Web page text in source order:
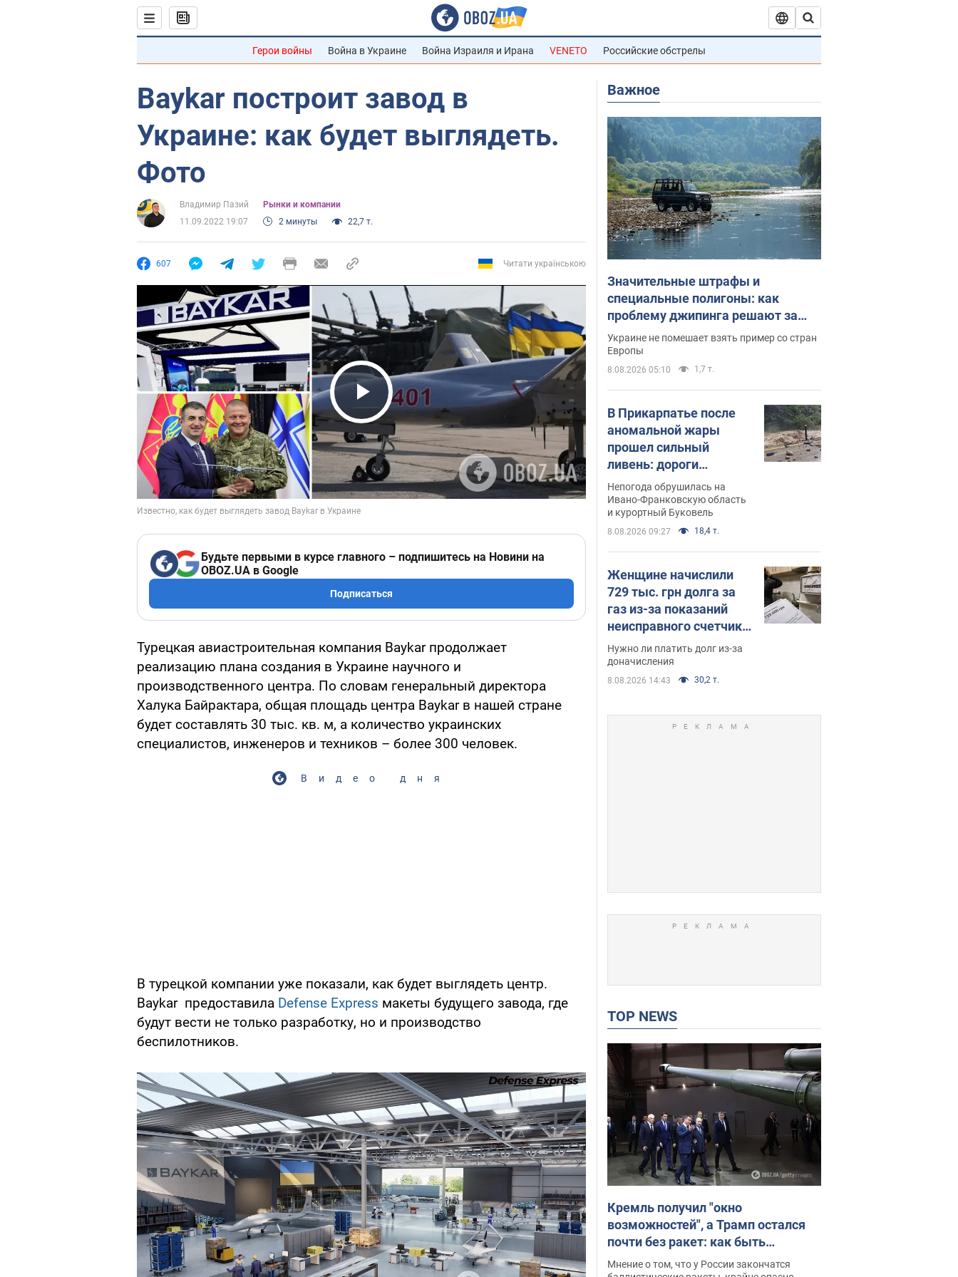
Герои войны Война в Украине Война Израиля и Ирана VENETO Российские обстрелы
Baykar построит завод в
Украине: как будет выглядеть.
Фото
Владимир Пазий
Рынки и компании
11.09.2022 19:07
2 минуты 22,7 т.
607 Читати українською
Play Video
Будьте первыми в курсе главного – подпишитесь на Новини на
OBOZ.UA в Google
Подписаться
Турецкая авиастроительная компания Baykar продолжает
реализацию плана создания в Украине научного и
производственного центра. По словам генеральный директора
Халука Байрактара, общая площадь центра Baykar в нашей стране
будет составлять 30 тыс. кв. м, а количество украинских
специалистов, инженеров и техников – более 300 человек.
Видео дня
В турецкой компании уже показали, как будет выглядеть центр.
Baykar предоставила Defense Express макеты будущего завода, где
будут вести не только разработку, но и производство
беспилотников.
Важное
Значительные штрафы и
специальные полигоны: как
проблему джипинга решают за
границей
Украине не помешает взять пример со стран
Европы
8.08.2026 05:10 1,7 т.
В Прикарпатье после
аномальной жары
прошел сильный
ливень: дороги
превратились в реки.
Видео
Непогода обрушилась на
Ивано-Франковскую область
и курортный Буковель
8.08.2026 09:27 18,4 т.
Женщине начислили
729 тыс. грн долга за
газ из-за показаний
неисправного счетчика:
судья вынес
неожиданное решение
Нужно ли платить долг из-за
доначисления
8.08.2026 14:43 30,2 т.
TOP NEWS
Кремль получил "окно
возможностей", а Трамп остался
почти без ракет: как быть
Украине? Интервью с Мельником
Мнение о том, что у России закончатся